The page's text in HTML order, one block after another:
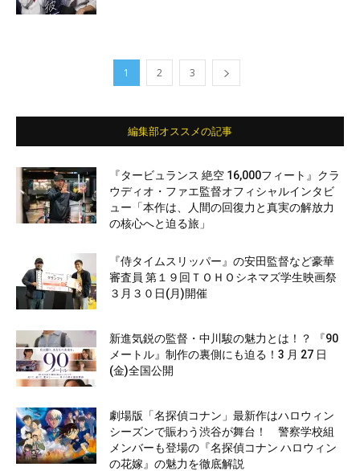
1 2 3
編集部オススメの記事
『タービュランス 絶空 16,000フィート』クラ
ウディオ・ファエ監督オフィシャルインタビ
ュー「本作は、人間の回復力と真実の解放力
の核心へと迫る旅」
『侍タイムスリッパー』の安田監督など豪華
審査員 第１９回ＴＯＨＯシネマズ学生映画祭
３月３０日(月)開催
新進気鋭の監督・中川駿の魅力とは！？ 『90
メートル』制作の裏側にも迫る！3 月 27 日
(金)全国公開
劇場版「名探偵コナン」最新作はハロウィン
シーズンで賑わう渋谷が舞台！ 警察学校組
メンバーも登場の『名探偵コナン ハロウィン
の花嫁』の魅力を徹底解説